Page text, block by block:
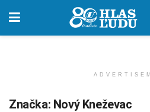
Značka: Nový Kneževac